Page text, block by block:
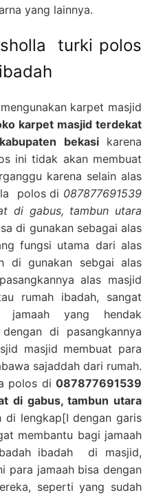
yang lainnya.
turki polos
karpet masjid
karpet masjid terdekat
bekasi karena
ini tidak akan membuat
karena selain alas
polos di 087877691539
di gabus, tambun utara
di gunakan sebagai alas
fungsi utama dari alas
di gunakan sebgai alas
alas masjid
rumah ibadah, sangat
jamaah yang hendak
di pasangkannya
masjid membuat para
sajaddah dari rumah.
polos di 087877691539
di gabus, tambun utara
di lengkap[I dengan garis
membantu bagi jamaah
ibadah di masjid,
para jamaah bisa dengan
seperti yang sudah